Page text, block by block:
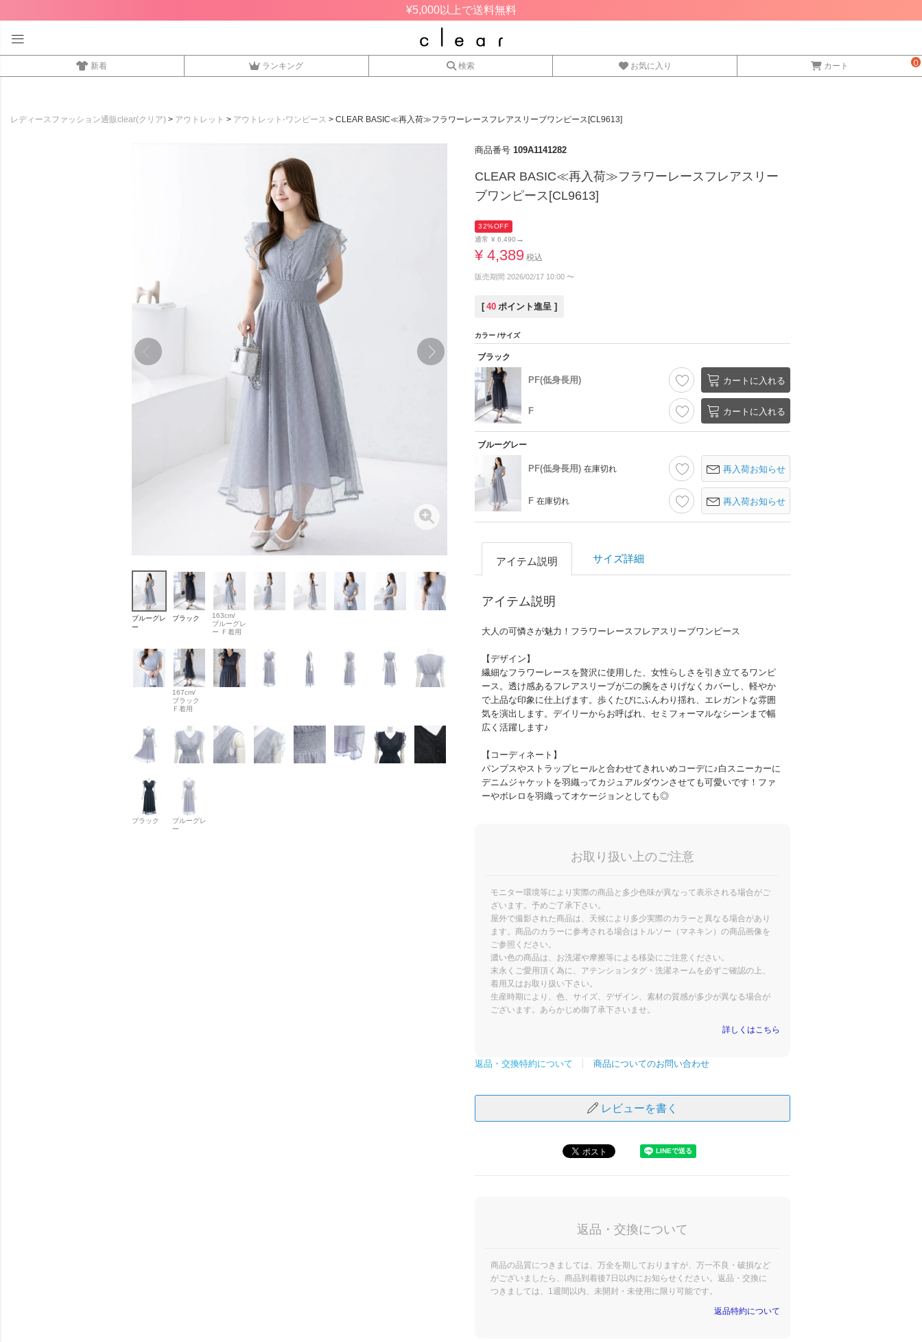
¥5,000以上で送料無料
新着 ランキング 検索 お気に入り カート 0
レディースファッション通販clear(クリア) アウトレット アウトレット-ワンピース CLEAR BASIC≪再入荷≫フラワーレースフレアスリーブワンピース[CL9613]
ブルーグレ
ー
ブラック
163cm/
ブルーグレ
ー Ｆ着用
167cm/
ブラック
Ｆ着用
ブラック
ブルーグレ
ー
商品番号 109A1141282
CLEAR BASIC≪再入荷≫フラワーレースフレアスリー
ブワンピース[CL9613]
32%OFF
通常 ¥ 6,490 →
¥ 4,389 税込
販売期間 2026/02/17 10:00 〜
[ 40 ポイント進呈 ]
カラー サイズ
ブラック
PF(低身長用) カートに入れる
F カートに入れる
ブルーグレー
PF(低身長用) 在庫切れ 再入荷お知らせ
F 在庫切れ 再入荷お知らせ
アイテム説明 サイズ詳細
アイテム説明
大人の可憐さが魅力！フラワーレースフレアスリーブワンピース
【デザイン】
繊細なフラワーレースを贅沢に使用した、女性らしさを引き立てるワンピ
ース。透け感あるフレアスリーブが二の腕をさりげなくカバーし、軽やか
で上品な印象に仕上げます。歩くたびにふんわり揺れ、エレガントな雰囲
気を演出します。デイリーからお呼ばれ、セミフォーマルなシーンまで幅
広く活躍します♪
【コーディネート】
パンプスやストラップヒールと合わせてきれいめコーデに♪白スニーカーに
デニムジャケットを羽織ってカジュアルダウンさせても可愛いです！ファ
ーやボレロを羽織ってオケージョンとしても◎
お取り扱い上のご注意
モニター環境等により実際の商品と多少色味が異なって表示される場合がご
ざいます。予めご了承下さい。
屋外で撮影された商品は、天候により多少実際のカラーと異なる場合があり
ます。商品のカラーに参考される場合はトルソー（マネキン）の商品画像を
ご参照ください。
濃い色の商品は、お洗濯や摩擦等による移染にご注意ください。
末永くご愛用頂く為に、アテンションタグ・洗濯ネームを必ずご確認の上、
着用又はお取り扱い下さい。
生産時期により、色、サイズ、デザイン、素材の質感が多少が異なる場合が
ございます。あらかじめ御了承下さいませ。
詳しくはこちら
返品・交換特約について 商品についてのお問い合わせ
レビューを書く
返品・交換について
商品の品質につきましては、万全を期しておりますが、万一不良・破損など
がございましたら、商品到着後7日以内にお知らせください。返品・交換に
つきましては、1週間以内、未開封・未使用に限り可能です。
返品特約について